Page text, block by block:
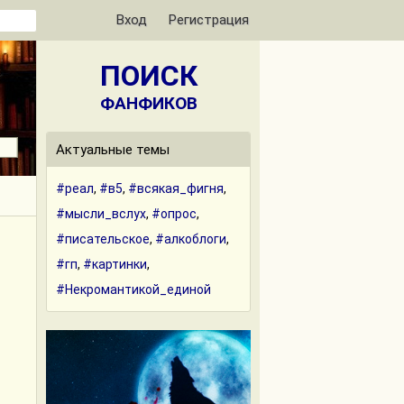
Вход Регистрация
ПОИСК
ФАНФИКОВ
Актуальные темы
#реал, #в5, #всякая_фигня,
#мысли_вслух, #опрос,
#писательское, #алкоблоги,
#гп, #картинки,
#Некромантикой_единой